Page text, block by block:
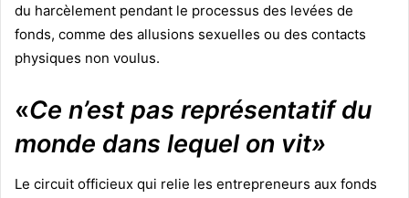
du harcèlement pendant le processus des levées de
fonds, comme des allusions sexuelles ou des contacts
physiques non voulus.
«Ce n’est pas représentatif du
monde dans lequel on vit»
Le circuit officieux qui relie les entrepreneurs aux fonds